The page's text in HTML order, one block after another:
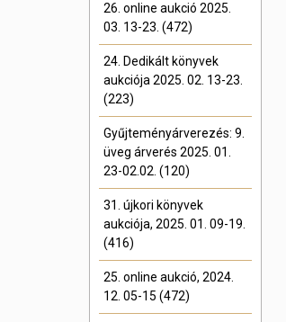
26. online aukció 2025.
03. 13-23. (472)
24. Dedikált könyvek
aukciója 2025. 02. 13-23.
(223)
Gyűjteményárverezés: 9.
üveg árverés 2025. 01.
23-02.02. (120)
31. újkori könyvek
aukciója, 2025. 01. 09-19.
(416)
25. online aukció, 2024.
12. 05-15 (472)